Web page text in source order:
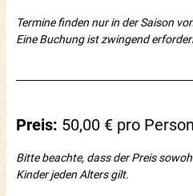
Termine finden nur in der Saison
Eine Buchung ist zwingend
Preis: 50,00 € pro
Bitte beachte, dass der Preis
Kinder jeden Alters gilt.